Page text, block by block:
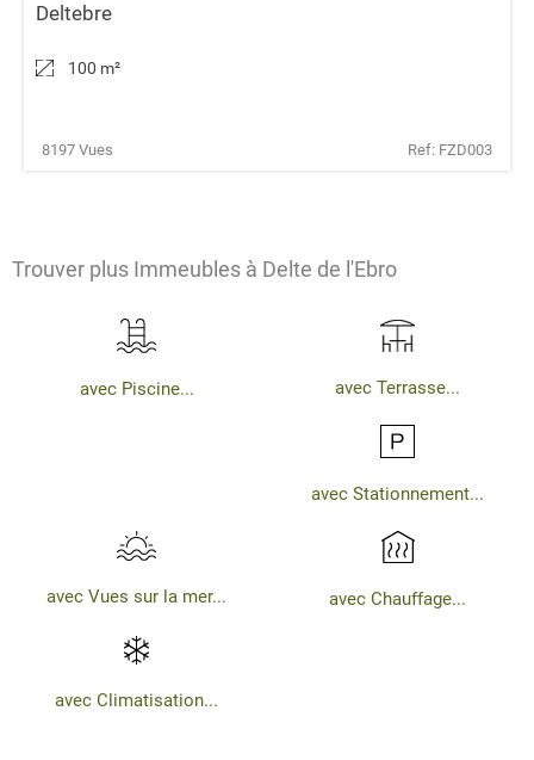
Deltebre
100 m²
8197 Vues Ref: FZD003
Trouver plus Immeubles à Delte de l'Ebro
avec Piscine... avec Terrasse...
avec Stationnement...
avec Vues sur la mer... avec Chauffage...
avec Climatisation...